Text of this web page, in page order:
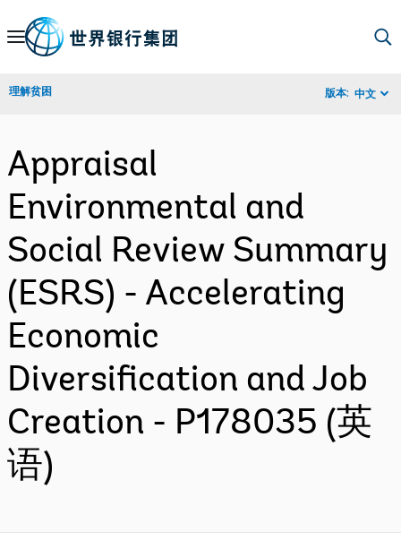
Skip
Navigation
理解贫困 版本: 中文
Appraisal
Environmental and
Social Review Summary
(ESRS) - Accelerating
Economic
Diversification and Job
Creation - P178035 (英
语)